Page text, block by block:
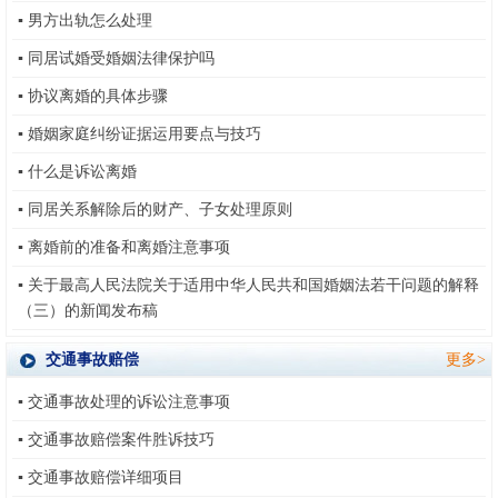
▪ 男方出轨怎么处理
▪ 同居试婚受婚姻法律保护吗
▪ 协议离婚的具体步骤
▪ 婚姻家庭纠纷证据运用要点与技巧
▪ 什么是诉讼离婚
▪ 同居关系解除后的财产、子女处理原则
▪ 离婚前的准备和离婚注意事项
▪ 关于最高人民法院关于适用中华人民共和国婚姻法若干问题的解释
（三）的新闻发布稿
更多>
交通事故赔偿
▪ 交通事故处理的诉讼注意事项
▪ 交通事故赔偿案件胜诉技巧
▪ 交通事故赔偿详细项目